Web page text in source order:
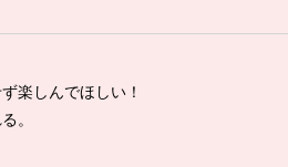
楽しんでほしい！
。